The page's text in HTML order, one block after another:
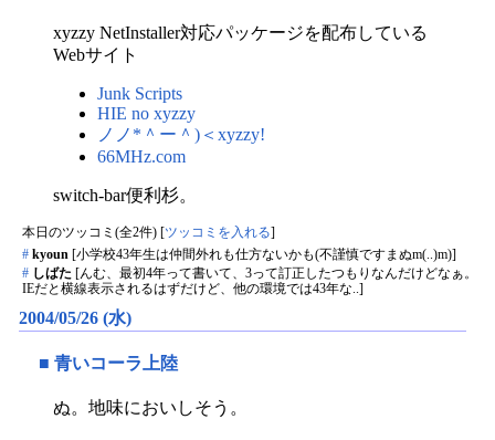
xyzzy NetInstaller対応パッケージを配布している
Webサイト
Junk Scripts
HIE no xyzzy
ノノ*＾ー＾)＜xyzzy!
66MHz.com
switch-bar便利杉。
本日のツッコミ(全2件) [ ツッコミを入れる
# kyoun [小学校43年生は仲間外れも仕方ないかも(不謹慎ですまぬm(..)m)]
# しばた [んむ、最初4年って書いて、3って訂正したつもりなんだけどなぁ。
IEだと横線表示されるはずだけど、他の環境では43年な..]
2004/05/26 (水)
■ 青いコーラ上陸
ぬ。地味においしそう。